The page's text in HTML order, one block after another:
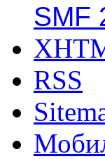
SMF
RSS